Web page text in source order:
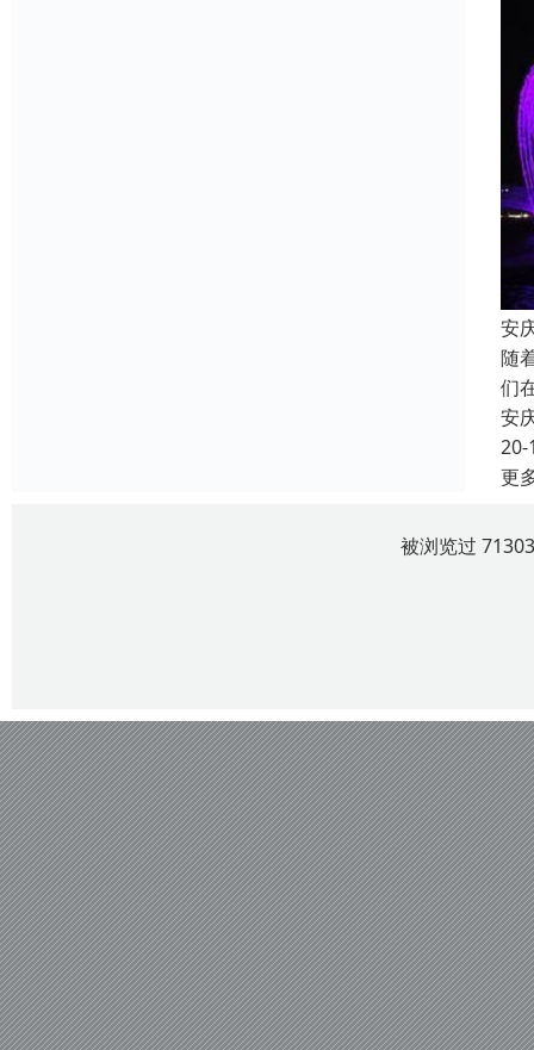
安
随
们
安
20-
更
被浏览过